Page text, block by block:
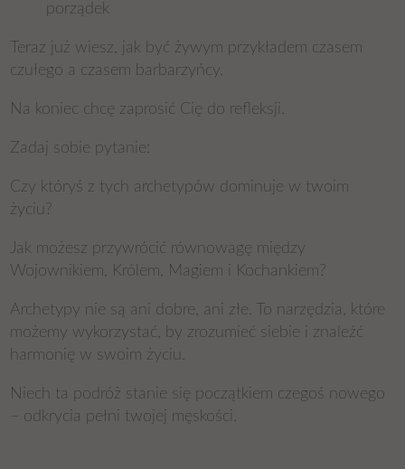
porządek
Teraz już wiesz, jak być żywym przykładem czasem
czułego a czasem barbarzyńcy.
Na koniec chcę zaprosić Cię do refleksji.
Zadaj sobie pytanie:
Czy któryś z tych archetypów dominuje w twoim
życiu?
Jak możesz przywrócić równowagę między
Wojownikiem, Królem, Magiem i Kochankiem?
Archetypy nie są ani dobre, ani złe. To narzędzia, które
możemy wykorzystać, by zrozumieć siebie i znaleźć
harmonię w swoim życiu.
Niech ta podróż stanie się początkiem czegoś nowego
– odkrycia pełni twojej męskości.